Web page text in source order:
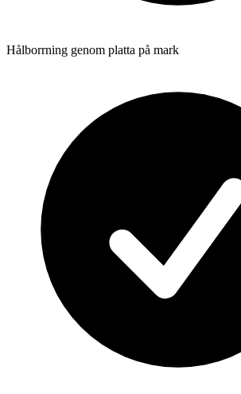
Hålborrning genom platta på mark